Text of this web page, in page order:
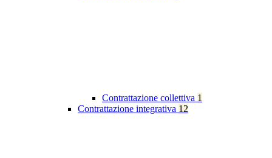
Contrattazione collettiva 1
Contrattazione integrativa 12